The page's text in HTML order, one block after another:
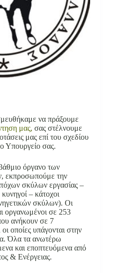
να πράξουμε
μας, σας στέλνουμε
μας επί του σχεδίου
Υπουργείο σας.
όργανο των
εκπροσωπούμε την
σκύλων εργασίας –
– κάτοχοι
σκύλων). Οι
οργανωμένοι σε 253
ανήκουν σε 7
οποίες υπάγονται στην
Όλα τα ανωτέρω
και εποπτευόμενα από
& Ενέργειας.